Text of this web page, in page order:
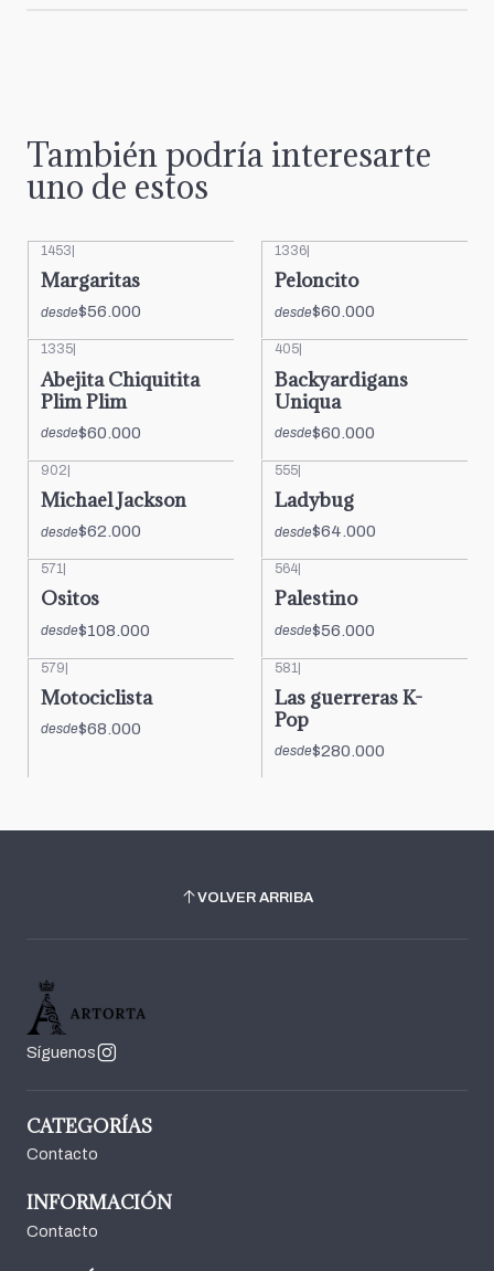
También podría interesarte
uno de estos
1453
Margaritas
desde$56.000
1336
Peloncito
desde$60.000
1335
Abejita Chiquitita
Plim Plim
desde$60.000
405
Backyardigans
Uniqua
desde$60.000
902|
Michael Jackson
desde$62.000
555|
Ladybug
desde$64.000
571
Ositos
desde$108.000
564
Palestino
desde$56.000
579|
Motociclista
desde$68.000
581 |
Las guerreras K-
Pop
desde$280.000
VOLVER ARRIBA
Síguenos
CATEGORÍAS
Contacto
INFORMACIÓN
Contacto